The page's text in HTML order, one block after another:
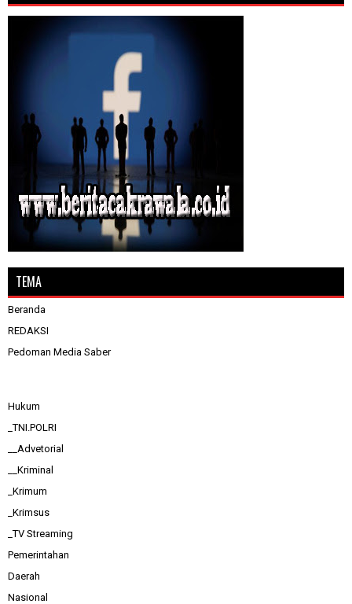
TEMA
Beranda
REDAKSI
Pedoman Media Saber
Hukum
_TNI.POLRI
__Advetorial
__Kriminal
_Krimum
_Krimsus
_TV Streaming
Pemerintahan
Daerah
Nasional